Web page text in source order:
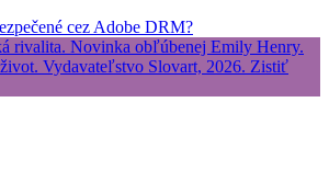
cez Adobe DRM?